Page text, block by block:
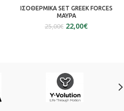
ΙΣΟΘΕΡΜΙΚΑ SET GREEK FORCES
ΜΑΥΡΑ
25,00€ 22,00€